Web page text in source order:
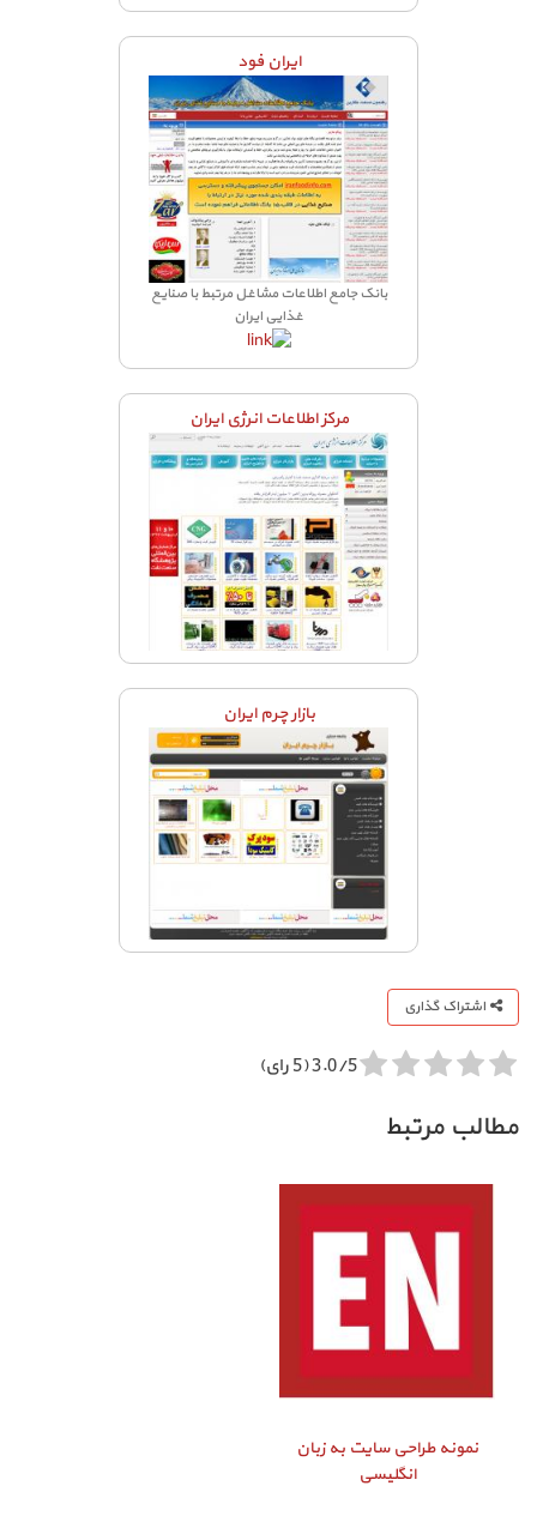
ایران فود
بانک جامع اطلاعات مشاغل مرتبط با صنایع
غذایی ایران
مرکز اطلاعات انرژی ایران
بازار چرم ایران
اشتراک گذاری
3.0/5 (5 رای)
مطالب مرتبط
نمونه طراحی سایت به زبان
انگلیسی